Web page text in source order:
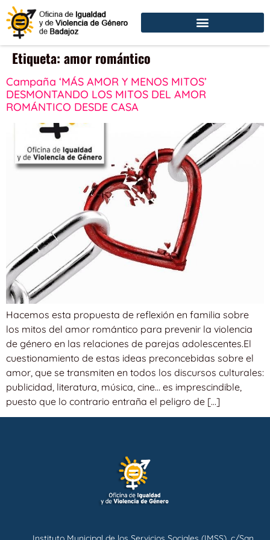
Etiqueta: amor romántico
Campaña ‘MÁS AMOR Y MENOS MITOS’
DESMONTANDO LOS MITOS DEL AMOR
ROMÁNTICO DESDE CASA
Hacemos esta propuesta de reflexión en familia sobre
los mitos del amor romántico para prevenir la violencia
de género en las relaciones de parejas adolescentes.El
cuestionamiento de estas ideas preconcebidas sobre el
amor, que se transmiten en todos los discursos culturales:
publicidad, literatura, música, cine… es imprescindible,
puesto que lo contrario entraña el peligro de […]